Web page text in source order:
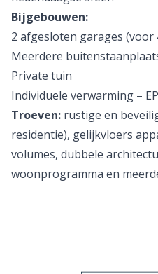
Bijgebouwen:
2 afgesloten garages (voor
Meerdere
Private tuin
Individuele verwarming –
Troeven: rustige en
residentie), gelijkvloers
volumes, dubbele
woonprogramma en